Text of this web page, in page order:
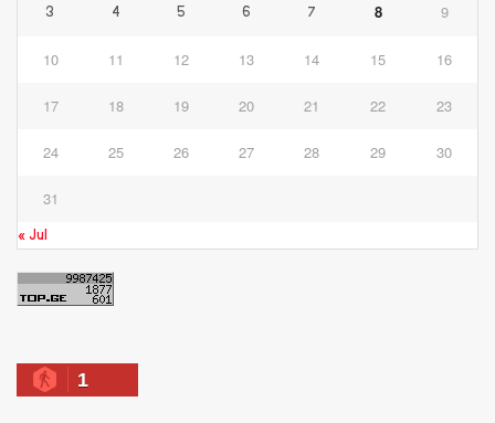
3 4 5 6 7 8 9
10 11 12 13 14 15 16
17 18 19 20 21 22 23
24 25 26 27 28 29 30
31
« Jul
1